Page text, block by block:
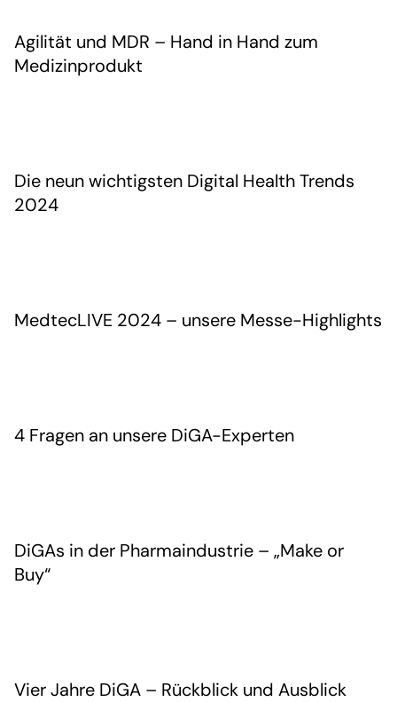
Agilität und MDR – Hand in Hand zum
Medizinprodukt
Die neun wichtigsten Digital Health Trends
2024
MedtecLIVE 2024 – unsere Messe-Highlights
4 Fragen an unsere DiGA-Experten
DiGAs in der Pharmaindustrie – „Make or
Buy“
Vier Jahre DiGA – Rückblick und Ausblick